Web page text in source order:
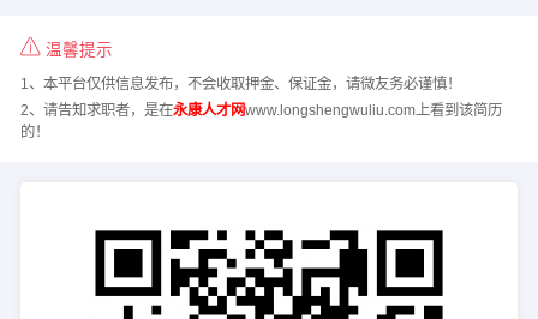
温馨提示
1、本平台仅供信息发布，不会收取押金、保证金，请微友务必谨慎！
2、请告知求职者，是在永康人才网www.longshengwuliu.com上看到该简历
的！